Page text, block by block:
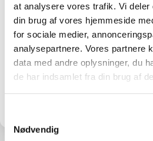
at analysere vores trafik. Vi deler
din brug af vores hjemmeside
for sociale medier,
analysepartnere. Vores partnere
data med andre oplysninger, du
de har indsamlet fra din brug af
Nødvendig
Der var en del regnefejl og
spillede stableford. Så de tæller
Order of Merit er opdateret. Vi
stableford den 9. maj